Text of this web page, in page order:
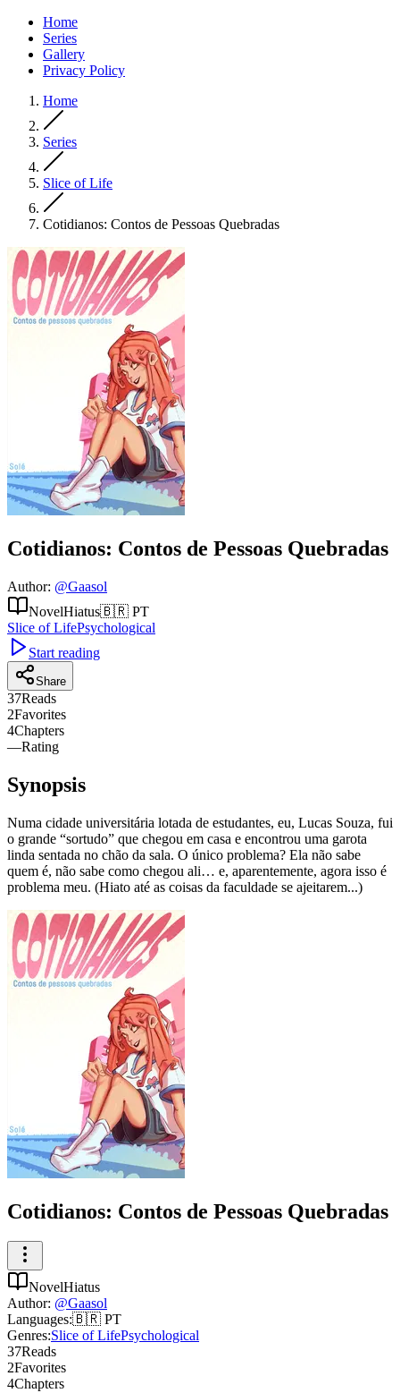
Home
Series
Gallery
Privacy Policy
Home
Series
Slice of Life
Cotidianos: Contos de Pessoas Quebradas
Cotidianos: Contos de Pessoas Quebradas
Author: @Gaasol
NovelHiatus🇧🇷 PT
Slice of LifePsychological
Start reading
Share
37Reads
2Favorites
4Chapters
—Rating
Synopsis
Numa cidade universitária lotada de estudantes, eu, Lucas Souza, fui
o grande “sortudo” que chegou em casa e encontrou uma garota
linda sentada no chão da sala. O único problema? Ela não sabe
quem é, não sabe como chegou ali… e, aparentemente, agora isso é
problema meu. (Hiato até as coisas da faculdade se ajeitarem...)
Cotidianos: Contos de Pessoas Quebradas
NovelHiatus
Author: @Gaasol
Languages:🇧🇷 PT
Genres:Slice of LifePsychological
37Reads
2Favorites
4Chapters